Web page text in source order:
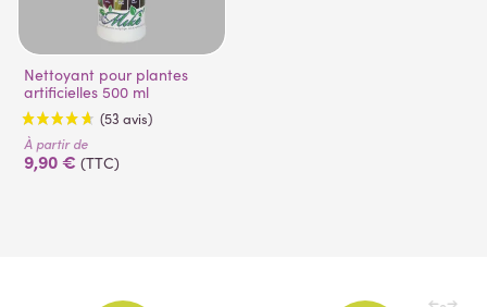
Nettoyant pour plantes
artificielles 500 ml
À partir de
9,90 € (TTC)